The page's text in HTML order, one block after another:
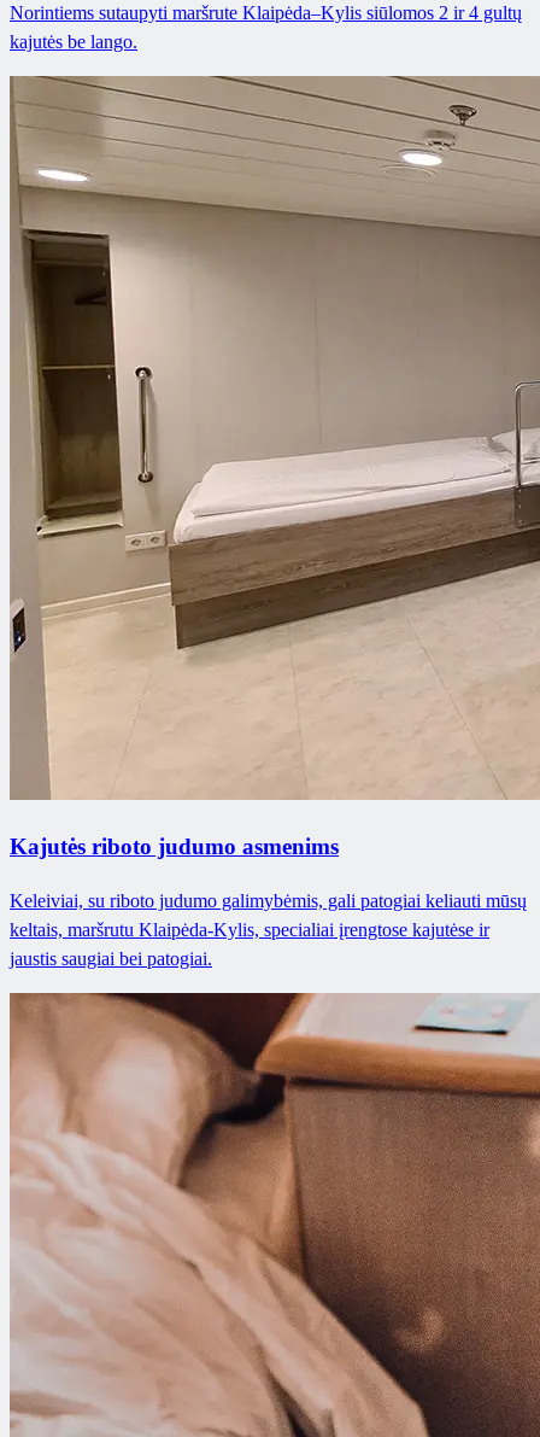
Norintiems sutaupyti maršrute Klaipėda–Kylis siūlomos 2 ir 4 gultų
kajutės be lango.
Kajutės riboto judumo asmenims
Keleiviai, su riboto judumo galimybėmis, gali patogiai keliauti mūsų
keltais, maršrutu Klaipėda-Kylis, specialiai įrengtose kajutėse ir
jaustis saugiai bei patogiai.